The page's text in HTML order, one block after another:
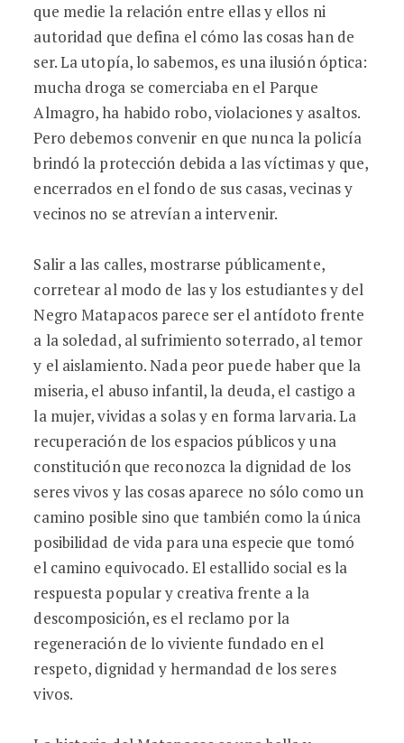
que medie la relación entre ellas y ellos ni
autoridad que defina el cómo las cosas han de
ser. La utopía, lo sabemos, es una ilusión óptica:
mucha droga se comerciaba en el Parque
Almagro, ha habido robo, violaciones y asaltos.
Pero debemos convenir en que nunca la policía
brindó la protección debida a las víctimas y que,
encerrados en el fondo de sus casas, vecinas y
vecinos no se atrevían a intervenir.
Salir a las calles, mostrarse públicamente,
corretear al modo de las y los estudiantes y del
Negro Matapacos parece ser el antídoto frente
a la soledad, al sufrimiento soterrado, al temor
y el aislamiento. Nada peor puede haber que la
miseria, el abuso infantil, la deuda, el castigo a
la mujer, vividas a solas y en forma larvaria. La
recuperación de los espacios públicos y una
constitución que reconozca la dignidad de los
seres vivos y las cosas aparece no sólo como un
camino posible sino que también como la única
posibilidad de vida para una especie que tomó
el camino equivocado. El estallido social es la
respuesta popular y creativa frente a la
descomposición, es el reclamo por la
regeneración de lo viviente fundado en el
respeto, dignidad y hermandad de los seres
vivos.